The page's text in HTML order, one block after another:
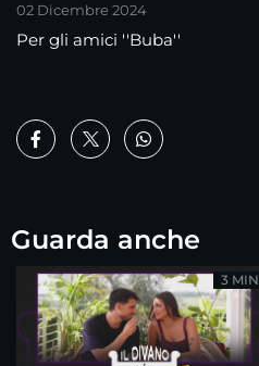
02 Dicembre 2024
Per gli amici ''Buba''
Guarda anche
3 MIN